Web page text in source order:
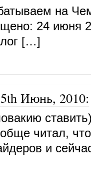
на
24 июня
[…]
Июнь, 2010:
читал,
и